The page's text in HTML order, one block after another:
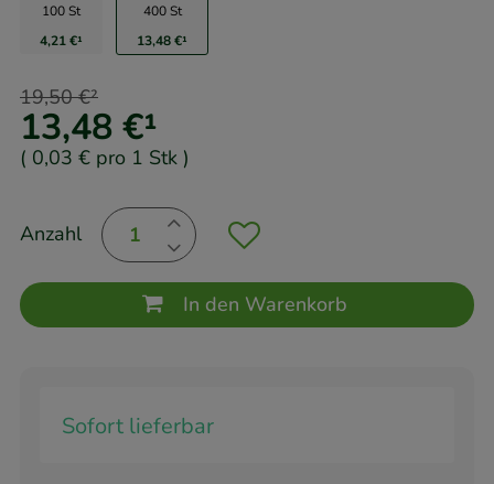
100 St
4,21 €¹
400 St
13,48 €¹
13,48 €¹
19,50 €²
( 0,03 € pro 1 Stk )
Anzahl
In den Warenkorb
Sofort lieferbar